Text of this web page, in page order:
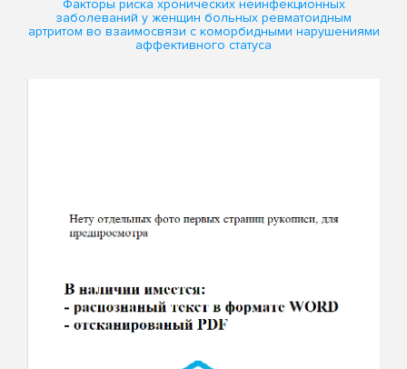
Факторы риска хронических неинфекционных
заболеваний у женщин больных ревматоидным
артритом во взаимосвязи с коморбидными нарушениями
аффективного статуса